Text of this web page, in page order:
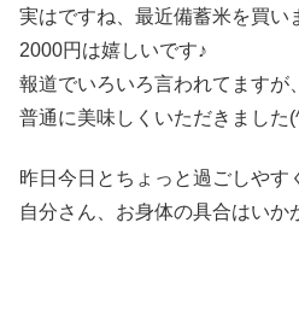
実はですね、最近備蓄米を買い
2000円は嬉しいです♪
報道でいろいろ言われてますが、
普通に美味しくいただきました
昨日今日とちょっと過ごしやす
自分さん、お身体の具合はいか